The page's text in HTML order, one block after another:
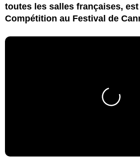
toutes les salles françaises,
Compétition au Festival de